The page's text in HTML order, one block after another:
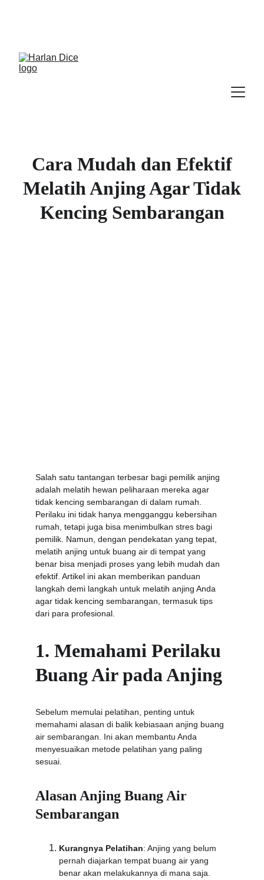
Cara Mudah dan Efektif
Melatih Anjing Agar Tidak
Kencing Sembarangan
Salah satu tantangan terbesar bagi pemilik anjing
adalah melatih hewan peliharaan mereka agar
tidak kencing sembarangan di dalam rumah.
Perilaku ini tidak hanya mengganggu kebersihan
rumah, tetapi juga bisa menimbulkan stres bagi
pemilik. Namun, dengan pendekatan yang tepat,
melatih anjing untuk buang air di tempat yang
benar bisa menjadi proses yang lebih mudah dan
efektif. Artikel ini akan memberikan panduan
langkah demi langkah untuk melatih anjing Anda
agar tidak kencing sembarangan, termasuk tips
dari para profesional.
1. Memahami Perilaku
Buang Air pada Anjing
Sebelum memulai pelatihan, penting untuk
memahami alasan di balik kebiasaan anjing buang
air sembarangan. Ini akan membantu Anda
menyesuaikan metode pelatihan yang paling
sesuai.
Alasan Anjing Buang Air
Sembarangan
Kurangnya Pelatihan: Anjing yang belum
pernah diajarkan tempat buang air yang
benar akan melakukannya di mana saja.